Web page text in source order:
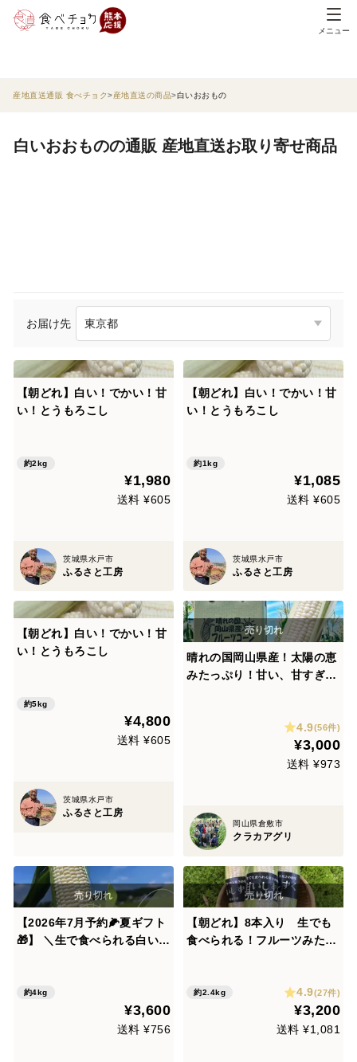
メニュー
産地直送通販 食べチョク 産地直送の商品 白いおおもの
白いおおものの通販 産地直送お取り寄せ商品
お届け先
【朝どれ】白い！でかい！甘
い！とうもろこし
約2kg
¥1,980
送料 ¥605
茨城県水戸市
ふるさと工房
【朝どれ】白い！でかい！甘
い！とうもろこし
約1kg
¥1,085
送料 ¥605
茨城県水戸市
ふるさと工房
【朝どれ】白い！でかい！甘
い！とうもろこし
約5kg
¥4,800
送料 ¥605
茨城県水戸市
ふるさと工房
晴れの国岡山県産！太陽の恵
みたっぷり！甘い、甘すぎ
の11本セット【6月下旬から
発送予定、なくなり次第終
4.9(56件)
¥3,000
送料 ¥973
岡山県倉敷市
クラカアグリ
【2026年7月予約🌽夏ギフト
🎁】 ＼生で食べられる白い宝
おおもの白 4kgセット ✨糖度
20度前後！朝採り＆即日冷蔵
約4kg
¥3,600
送料 ¥756
【朝どれ】8本入り 生でも
食べられる！フルーツみたい
約2.4kg 4.9(27件)
¥3,200
送料 ¥1,081